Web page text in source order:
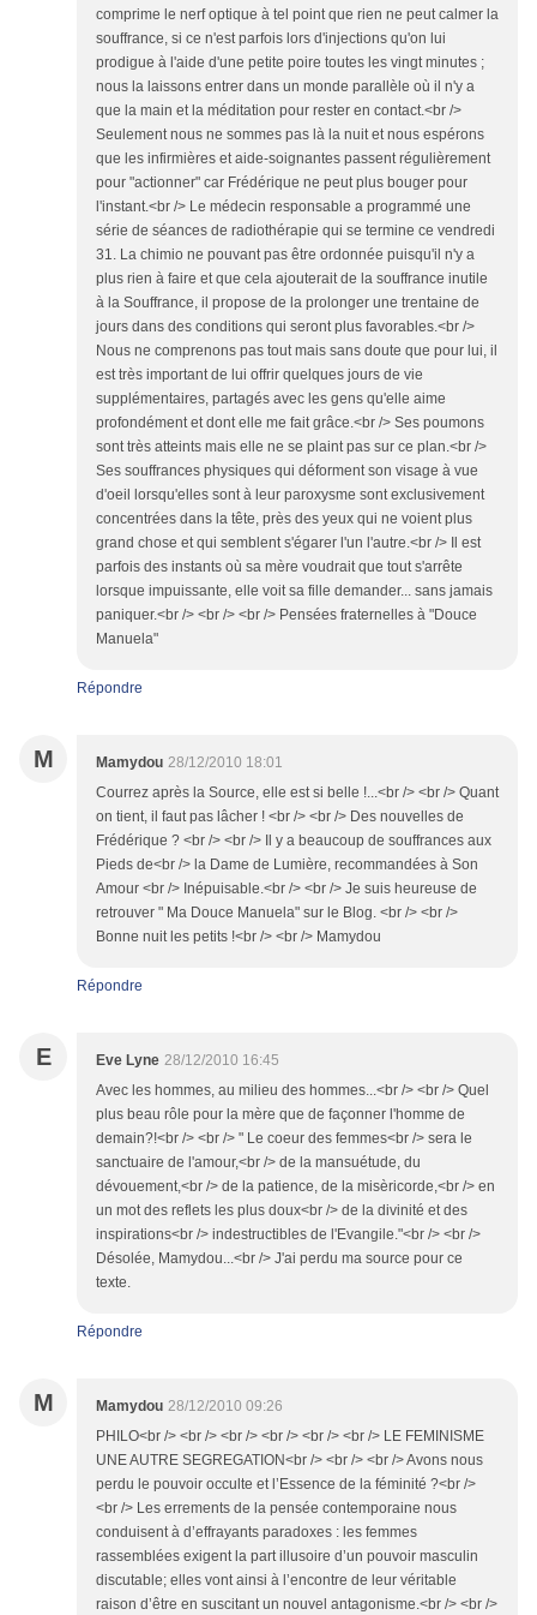
comprime le nerf optique à tel point que rien ne peut calmer la
souffrance, si ce n'est parfois lors d'injections qu'on lui
prodigue à l'aide d'une petite poire toutes les vingt minutes ;
nous la laissons entrer dans un monde parallèle où il n'y a
que la main et la méditation pour rester en contact.<br />
Seulement nous ne sommes pas là la nuit et nous espérons
que les infirmières et aide-soignantes passent régulièrement
pour "actionner" car Frédérique ne peut plus bouger pour
l'instant.<br /> Le médecin responsable a programmé une
série de séances de radiothérapie qui se termine ce vendredi
31. La chimio ne pouvant pas être ordonnée puisqu'il n'y a
plus rien à faire et que cela ajouterait de la souffrance inutile
à la Souffrance, il propose de la prolonger une trentaine de
jours dans des conditions qui seront plus favorables.<br />
Nous ne comprenons pas tout mais sans doute que pour lui, il
est très important de lui offrir quelques jours de vie
supplémentaires, partagés avec les gens qu'elle aime
profondément et dont elle me fait grâce.<br /> Ses poumons
sont très atteints mais elle ne se plaint pas sur ce plan.<br />
Ses souffrances physiques qui déforment son visage à vue
d'oeil lorsqu'elles sont à leur paroxysme sont exclusivement
concentrées dans la tête, près des yeux qui ne voient plus
grand chose et qui semblent s'égarer l'un l'autre.<br /> Il est
parfois des instants où sa mère voudrait que tout s'arrête
lorsque impuissante, elle voit sa fille demander... sans jamais
paniquer.<br /> <br /> <br /> Pensées fraternelles à "Douce
Manuela"
Répondre
M Mamydou 28/12/2010 18:01
Courrez après la Source, elle est si belle !...<br /> <br /> Quant
on tient, il faut pas lâcher ! <br /> <br /> Des nouvelles de
Frédérique ? <br /> <br /> Il y a beaucoup de souffrances aux
Pieds de<br /> la Dame de Lumière, recommandées à Son
Amour <br /> Inépuisable.<br /> <br /> Je suis heureuse de
retrouver " Ma Douce Manuela" sur le Blog. <br /> <br />
Bonne nuit les petits !<br /> <br /> Mamydou
Répondre
E Eve Lyne 28/12/2010 16:45
Avec les hommes, au milieu des hommes...<br /> <br /> Quel
plus beau rôle pour la mère que de façonner l'homme de
demain?!<br /> <br /> " Le coeur des femmes<br /> sera le
sanctuaire de l'amour,<br /> de la mansuétude, du
dévouement,<br /> de la patience, de la misèricorde,<br /> en
un mot des reflets les plus doux<br /> de la divinité et des
inspirations<br /> indestructibles de l'Evangile."<br /> <br />
Désolée, Mamydou...<br /> J'ai perdu ma source pour ce
texte.
Répondre
M Mamydou 28/12/2010 09:26
PHILO<br /> <br /> <br /> <br /> <br /> <br /> LE FEMINISME
UNE AUTRE SEGREGATION<br /> <br /> <br /> Avons nous
perdu le pouvoir occulte et l’Essence de la féminité ?<br />
<br /> Les errements de la pensée contemporaine nous
conduisent à d’effrayants paradoxes : les femmes
rassemblées exigent la part illusoire d’un pouvoir masculin
discutable; elles vont ainsi à l’encontre de leur véritable
raison d’être en suscitant un nouvel antagonisme.<br /> <br />